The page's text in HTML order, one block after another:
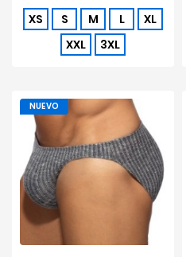
XS S M L
XL
XXL
3XL
NUEVO